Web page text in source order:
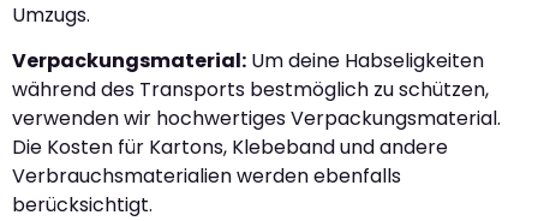
Umzugs.
Verpackungsmaterial: Um deine Habseligkeiten
während des Transports bestmöglich zu schützen,
verwenden wir hochwertiges Verpackungsmaterial.
Die Kosten für Kartons, Klebeband und andere
Verbrauchsmaterialien werden ebenfalls
berücksichtigt.